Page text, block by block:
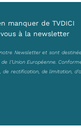
manquer de TVDICI
à la newsletter
Newsletter et sont
l’Union Européenne.
rectification, de